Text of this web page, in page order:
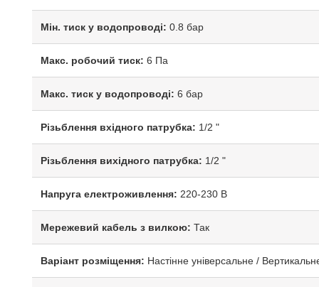
Мін. тиск у водопроводі: 0.8 бар
Макс. робочий тиск: 6 Па
Макс. тиск у водопроводі: 6 бар
Різьблення вхідного патрубка: 1/2 "
Різьблення вихідного патрубка: 1/2 "
Напруга електроживлення: 220-230 В
Мережевий кабель з вилкою: Так
Варіант розміщення: Настінне універсальне /